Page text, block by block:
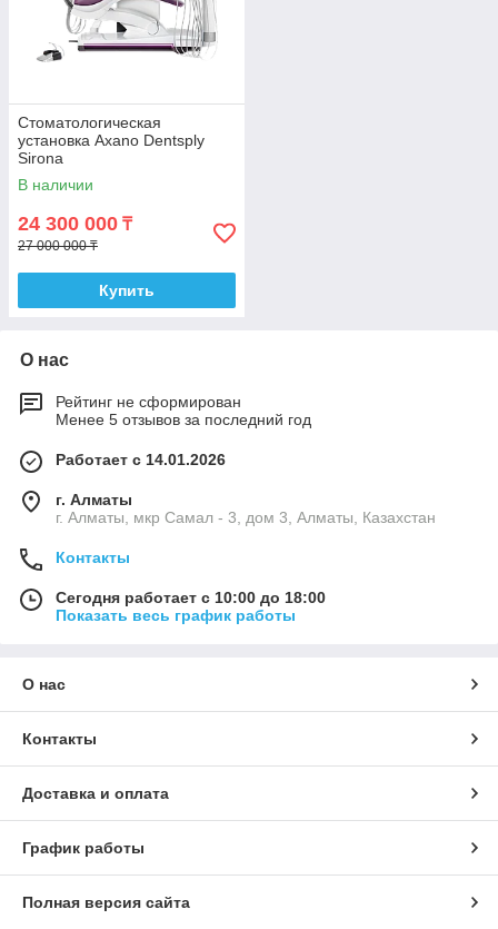
Стоматологическая
установка Axano Dentsply
Sirona
В наличии
24 300 000 ₸
27 000 000 ₸
Купить
О нас
Рейтинг не сформирован
Менее 5 отзывов за последний год
Работает с 14.01.2026
г. Алматы
г. Алматы, мкр Самал - 3, дом 3, Алматы, Казахстан
Контакты
Сегодня работает с 10:00 до 18:00
Показать весь график работы
О нас
Контакты
Доставка и оплата
График работы
Полная версия сайта